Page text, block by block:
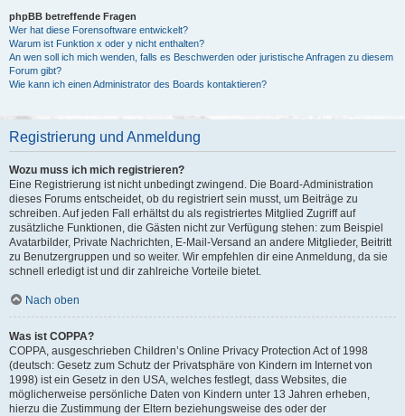
phpBB betreffende Fragen
Wer hat diese Forensoftware entwickelt?
Warum ist Funktion x oder y nicht enthalten?
An wen soll ich mich wenden, falls es Beschwerden oder juristische Anfragen zu diesem
Forum gibt?
Wie kann ich einen Administrator des Boards kontaktieren?
Registrierung und Anmeldung
Wozu muss ich mich registrieren?
Eine Registrierung ist nicht unbedingt zwingend. Die Board-Administration
dieses Forums entscheidet, ob du registriert sein musst, um Beiträge zu
schreiben. Auf jeden Fall erhältst du als registriertes Mitglied Zugriff auf
zusätzliche Funktionen, die Gästen nicht zur Verfügung stehen: zum Beispiel
Avatarbilder, Private Nachrichten, E-Mail-Versand an andere Mitglieder, Beitritt
zu Benutzergruppen und so weiter. Wir empfehlen dir eine Anmeldung, da sie
schnell erledigt ist und dir zahlreiche Vorteile bietet.
Nach oben
Was ist COPPA?
COPPA, ausgeschrieben Children’s Online Privacy Protection Act of 1998
(deutsch: Gesetz zum Schutz der Privatsphäre von Kindern im Internet von
1998) ist ein Gesetz in den USA, welches festlegt, dass Websites, die
möglicherweise persönliche Daten von Kindern unter 13 Jahren erheben,
hierzu die Zustimmung der Eltern beziehungsweise des oder der